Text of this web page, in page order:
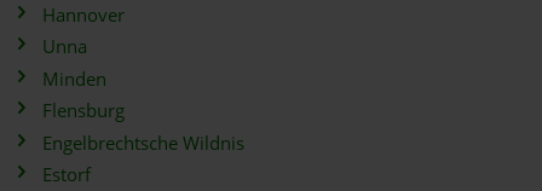
Hannover
Unna
Minden
Flensburg
Engelbrechtsche Wildnis
Estorf